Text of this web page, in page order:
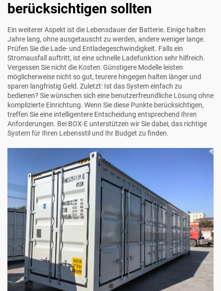
berücksichtigen sollten
Ein weiterer Aspekt ist die Lebensdauer der Batterie. Einige halten
Jahre lang, ohne ausgetauscht zu werden, andere weniger lange.
Prüfen Sie die Lade- und Entladegeschwindigkeit. Falls ein
Stromausfall auftritt, ist eine schnelle Ladefunktion sehr hilfreich.
Vergessen Sie nicht die Kosten: Günstigere Modelle leisten
möglicherweise nicht so gut, teurere hingegen halten länger und
sparen langfristig Geld. Zuletzt: Ist das System einfach zu
bedienen? Sie wünschen sich eine benutzerfreundliche Lösung ohne
komplizierte Einrichtung. Wenn Sie diese Punkte berücksichtigen,
treffen Sie eine intelligentere Entscheidung entsprechend Ihren
Anforderungen. Bei BOX-E unterstützen wir Sie dabei, das richtige
System für Ihren Lebensstil und Ihr Budget zu finden.